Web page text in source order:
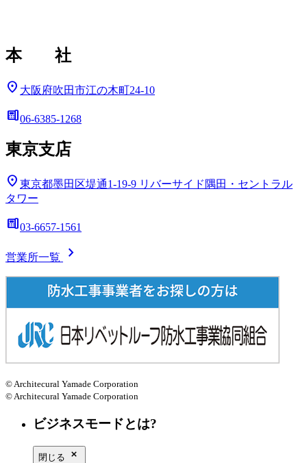
本 社
location_on 大阪府吹田市江の木町24-10
deskphone06-6385-1268
東京支店
location_on 東京都墨田区堤通1-19-9 リバーサイド隅田・セントラル
タワー
deskphone03-6657-1561
営業所一覧 chevron_right
© Architecural Yamade Corporation
© Architecural Yamade Corporation
ビジネスモードとは?
閉じる close_small